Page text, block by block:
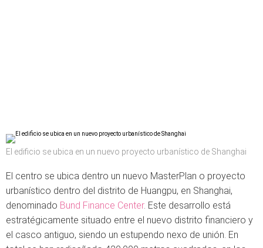
El edificio se ubica en un nuevo proyecto urbanístico de Shanghai
El centro se ubica dentro un nuevo MasterPlan o proyecto
urbanístico dentro del distrito de Huangpu, en Shanghai,
denominado Bund Finance Center. Este desarrollo está
estratégicamente situado entre el nuevo distrito financiero y
el casco antiguo, siendo un estupendo nexo de unión. En